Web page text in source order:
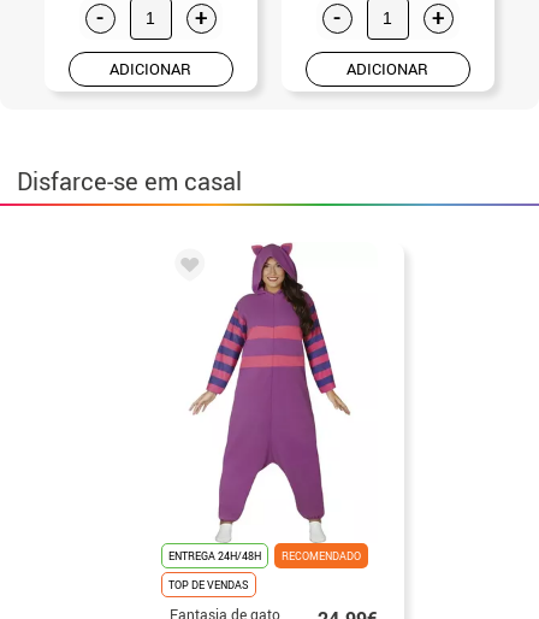
- +
ADICIONAR
- +
ADICIONAR
Disfarce-se em casal
ENTREGA 24H/48H
RECOMENDADO
TOP DE VENDAS
Fantasia de gato